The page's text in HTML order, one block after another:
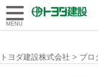
トヨダ建設
MENU
トヨダ建設株式会社 > ブロ